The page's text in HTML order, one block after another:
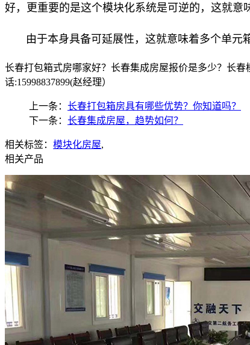
好，更重要的是这个模块化系统是可逆的，这就意
由于本身具备可延展性，这就意味着多个单元
长春打包箱式房哪家好？长春集成房屋报价是多少？长
话:15998837899(赵经理）
上一条： 长春打包箱房具有哪些优势？你知道吗？
下一条： 长春集成房屋，趋势如何？
相关标签： 模块化房屋,
相关产品